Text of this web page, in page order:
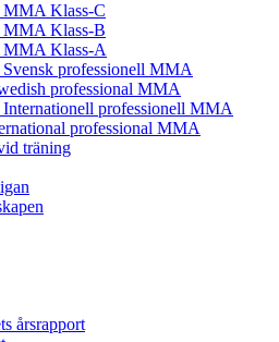
MMA Klass-C
MMA Klass-B
MMA Klass-A
professionell MMA
professional MMA
professionell MMA
professional MMA
träning
årsrapport